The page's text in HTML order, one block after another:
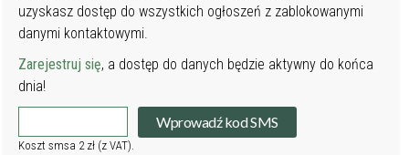
uzyskasz dostęp do wszystkich ogłoszeń z zablokowanymi
danymi kontaktowymi.
Zarejestruj się, a dostęp do danych będzie aktywny do końca
dnia!
Wprowadź kod SMS
Koszt smsa 2 zł (z VAT).